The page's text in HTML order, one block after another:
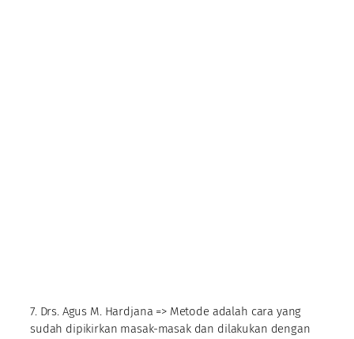
7. Drs. Agus M. Hardjana => Metode adalah cara yang
sudah dipikirkan masak-masak dan dilakukan dengan